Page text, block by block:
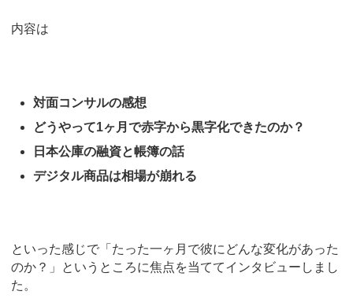
内容は
対面コンサルの感想
どうやって1ヶ月で赤字から黒字化できたのか？
日本公庫の融資と帳簿の話
デジタル商品は相場が崩れる
といった感じで「たった一ヶ月で彼にどんな変化があった
のか？」というところに焦点を当ててインタビューしまし
た。